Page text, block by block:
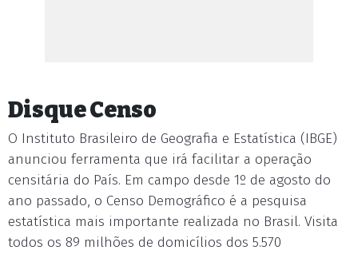
Disque Censo
O Instituto Brasileiro de Geografia e Estatística (IBGE)
anunciou ferramenta que irá facilitar a operação
censitária do País. Em campo desde 1º de agosto do
ano passado, o Censo Demográfico é a pesquisa
estatística mais importante realizada no Brasil. Visita
todos os 89 milhões de domicílios dos 5.570